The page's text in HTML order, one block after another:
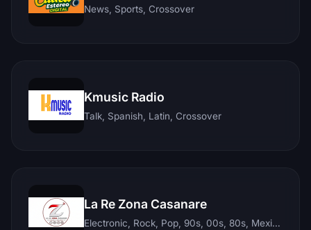
News, Sports, Crossover
Kmusic Radio
Talk, Spanish, Latin, Crossover
La Re Zona Casanare
Electronic, Rock, Pop, 90s, 00s, 80s, Mexican, Ranchera, Reggaeton, Instrumental, Salsa, Merengue, Tropical, Romantic, Vallenato, Llanera